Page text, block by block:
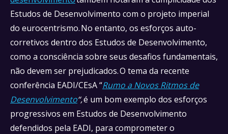
Estudos de Desenvolvimento com o projeto imperial
do eurocentrismo. No entanto, os esforços auto-
corretivos dentro dos Estudos de Desenvolvimento,
como a consciência sobre seus desafios fundamentais,
não devem ser prejudicados. O tema da recente
conferência EADI/CEsA “Rumo a Novos Ritmos de
Desenvolvimento“,é um bom exemplo dos esforços
progressivos em Estudos de Desenvolvimento
defendidos pela EADI, para comprometer o